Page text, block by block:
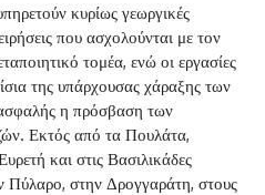
κυρίως γεωργικές
που ασχολούνται με τον
τομέα, ενώ οι εργασίες
της υπάρχουσας χάραξης των
η πρόσβαση των
Εκτός από τα Πουλάτα,
και στις Βασιλικάδες
στην Δρογγαράτη, στους